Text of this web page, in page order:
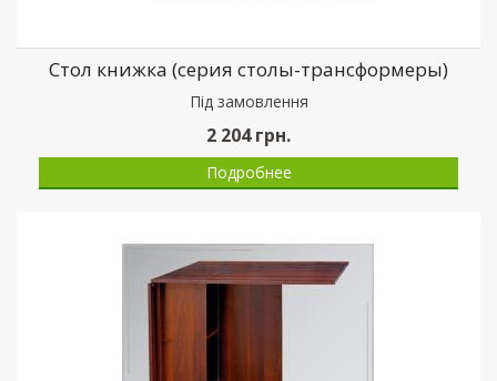
Стол книжка (серия столы-трансформеры)
Пiд замовлення
2 204грн.
Подробнее